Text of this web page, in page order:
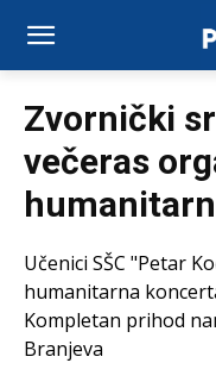
Zvornički
večeras
Učenici SŠC "Petar
humanitarna
Kompletan prihod
Branjeva